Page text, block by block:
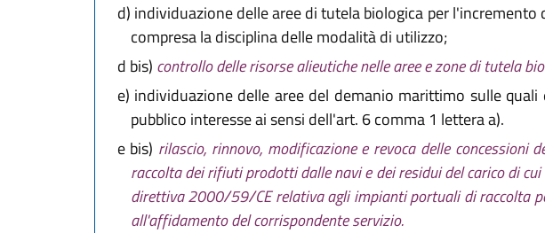
d) individuazione delle aree di tutela biologica per
compresa la disciplina delle modalità di utilizzo;
d bis) controllo delle risorse alieutiche nelle aree e zone di tutela
e) individuazione delle aree del demanio marittimo sulle
pubblico interesse ai sensi dell'art. 6 comma 1 lettera a).
e bis) rilascio, rinnovo, modificazione e revoca delle
raccolta dei rifiuti prodotti dalle navi e dei residui del carico di
direttiva 2000/59/CE relativa agli impianti portuali di raccolta
all'affidamento del corrispondente servizio.